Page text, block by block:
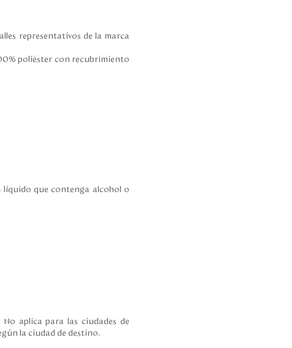
representativos de la marca
líquido que contenga alcohol o
aplica para las ciudades de
la ciudad de destino.